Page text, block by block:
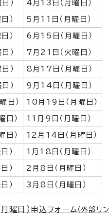
） 4月13日（月曜日）
） 5月11日（月曜日）
） 6月15日（月曜日）
） 7月21日（火曜日）
） 8月17日（月曜日）
） 9月14日（月曜日）
日） 10月19日（月曜日）
日） 11月9日（月曜日）
日） 12月14日（月曜日）
） 1月18日（月曜日）
） 2月8日（月曜日）
） 3月8日（月曜日）
曜日）申込フォーム （外部リ